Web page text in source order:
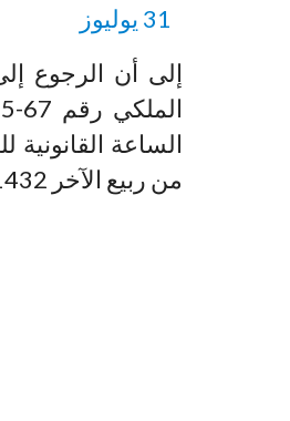
إلى أن الرجوع
من ربيع الآخر 1432 (فاتح أبريل 2011), بتغيير الساعة القانونية.